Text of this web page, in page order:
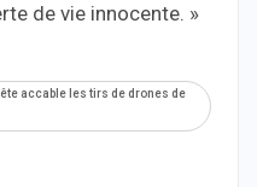
de vie innocente. »
accable les tirs de drones de